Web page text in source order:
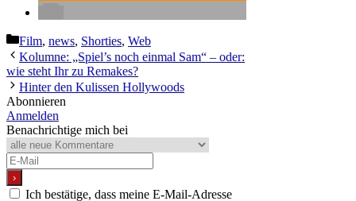
Kategorien
Film, news, Shorties, Web
Kolumne: „Spiel’s noch einmal Sam“ – oder:
wie steht Ihr zu Remakes?
Hinter den Kulissen Hollywoods
Abonnieren
Anmelden
Benachrichtige mich bei
Ich bestätige, dass meine E-Mail-Adresse